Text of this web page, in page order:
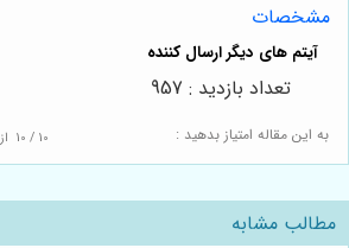
مشخصات
به این مقاله امتیاز بدهید : 10 / 10 از
تعداد بازدید : 957
مطالب مشابه